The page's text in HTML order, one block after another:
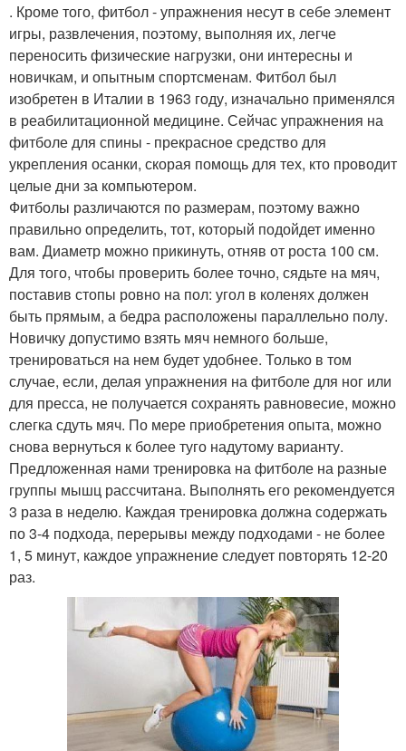
. Кроме того, фитбол - упражнения несут в себе элемент
игры, развлечения, поэтому, выполняя их, легче
переносить физические нагрузки, они интересны и
новичкам, и опытным спортсменам. Фитбол был
изобретен в Италии в 1963 году, изначально применялся
в реабилитационной медицине. Сейчас упражнения на
фитболе для спины - прекрасное средство для
укрепления осанки, скорая помощь для тех, кто проводит
целые дни за компьютером.
Фитболы различаются по размерам, поэтому важно
правильно определить, тот, который подойдет именно
вам. Диаметр можно прикинуть, отняв от роста 100 см.
Для того, чтобы проверить более точно, сядьте на мяч,
поставив стопы ровно на пол: угол в коленях должен
быть прямым, а бедра расположены параллельно полу.
Новичку допустимо взять мяч немного больше,
тренироваться на нем будет удобнее. Только в том
случае, если, делая упражнения на фитболе для ног или
для пресса, не получается сохранять равновесие, можно
слегка сдуть мяч. По мере приобретения опыта, можно
снова вернуться к более туго надутому варианту.
Предложенная нами тренировка на фитболе на разные
группы мышц рассчитана. Выполнять его рекомендуется
3 раза в неделю. Каждая тренировка должна содержать
по 3-4 подхода, перерывы между подходами - не более
1, 5 минут, каждое упражнение следует повторять 12-20
раз.